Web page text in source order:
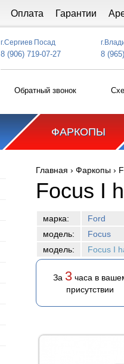
Оплата Гарантии
г.Сергиев Посад
8 (906) 719-07-27 8
Обратный звонок
ФАРКОПЫ
Вы здесь
Главная › Фаркопы ›
Focus I
марка:
Ford
модель:
Focus
модель:
Focus I
За 3часа в
присутствии